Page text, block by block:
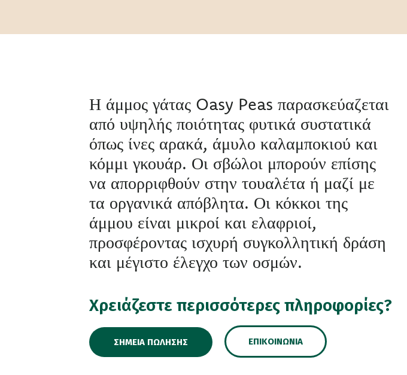
Η άμμος γάτας Oasy Peas παρασκεύαζεται
από υψηλής ποιότητας φυτικά συστατικά
όπως ίνες αρακά, άμυλο καλαμποκιού και
κόμμι γκουάρ. Οι σβώλοι μπορούν επίσης
να απορριφθούν στην τουαλέτα ή μαζί με
τα οργανικά απόβλητα. Οι κόκκοι της
άμμου είναι μικροί και ελαφριοί,
προσφέροντας ισχυρή συγκολλητική δράση
και μέγιστο έλεγχο των οσμών.
Χρειάζεστε περισσότερες πληροφορίες?
ΣΗΜΕΊΑ ΠΏΛΗΣΗΣ ΕΠΙΚΟΙΝΩΝΊΑ